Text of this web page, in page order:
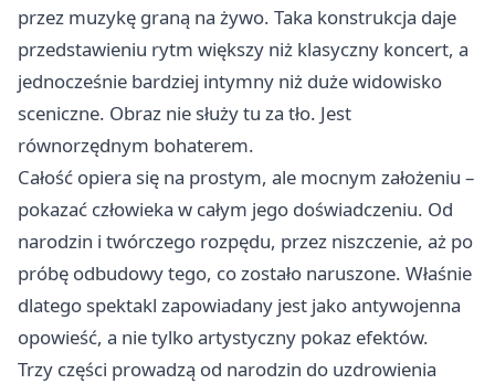
przez muzykę graną na żywo. Taka konstrukcja daje
przedstawieniu rytm większy niż klasyczny koncert, a
jednocześnie bardziej intymny niż duże widowisko
sceniczne. Obraz nie służy tu za tło. Jest
równorzędnym bohaterem.
Całość opiera się na prostym, ale mocnym założeniu –
pokazać człowieka w całym jego doświadczeniu. Od
narodzin i twórczego rozpędu, przez niszczenie, aż po
próbę odbudowy tego, co zostało naruszone. Właśnie
dlatego spektakl zapowiadany jest jako antywojenna
opowieść, a nie tylko artystyczny pokaz efektów.
Trzy części prowadzą od narodzin do uzdrowienia